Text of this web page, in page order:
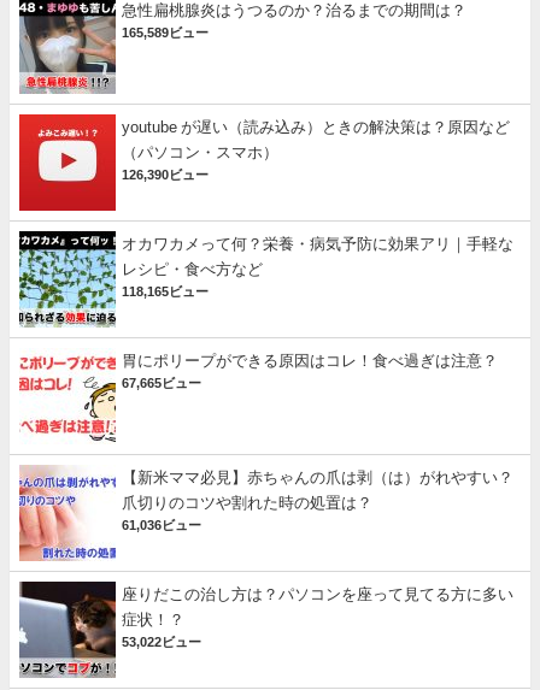
急性扁桃腺炎はうつるのか？治るまでの期間は？
165,589ビュー
youtube が遅い（読み込み）ときの解決策は？原因など
（パソコン・スマホ）
126,390ビュー
オカワカメって何？栄養・病気予防に効果アリ｜手軽な
レシピ・食べ方など
118,165ビュー
胃にポリープができる原因はコレ！食べ過ぎは注意？
67,665ビュー
【新米ママ必見】赤ちゃんの爪は剥（は）がれやすい？
爪切りのコツや割れた時の処置は？
61,036ビュー
座りだこの治し方は？パソコンを座って見てる方に多い
症状！？
53,022ビュー